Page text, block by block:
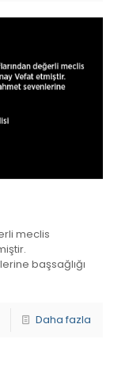
meclis
başsağlığı
Daha fazla